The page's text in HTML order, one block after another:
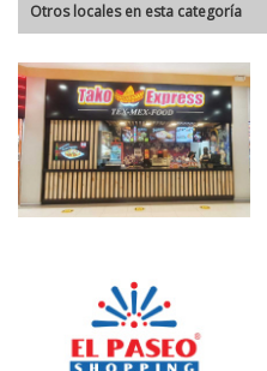
Otros locales en esta categoría